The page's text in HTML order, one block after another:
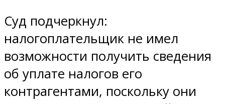
Суд подчеркнул:
налогоплательщик не имел
возможности получить сведения
об уплате налогов его
контрагентами, поскольку они